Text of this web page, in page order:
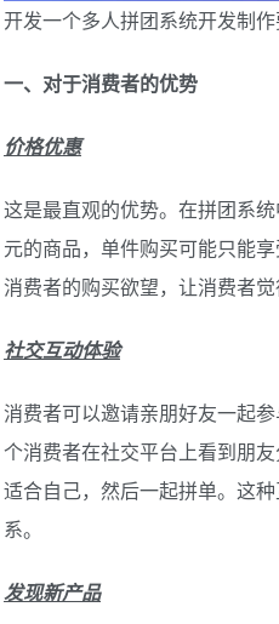
开发一个多人拼团系统开发制
一、对于消费者的优势
价格优惠
这是最直观的优势。在拼团系
元的商品，单件购买可能只能
消费者的购买欲望，让消费者
社交互动体验
消费者可以邀请亲朋好友一起
个消费者在社交平台上看到朋
适合自己，然后一起拼单。这
系。
发现新产品